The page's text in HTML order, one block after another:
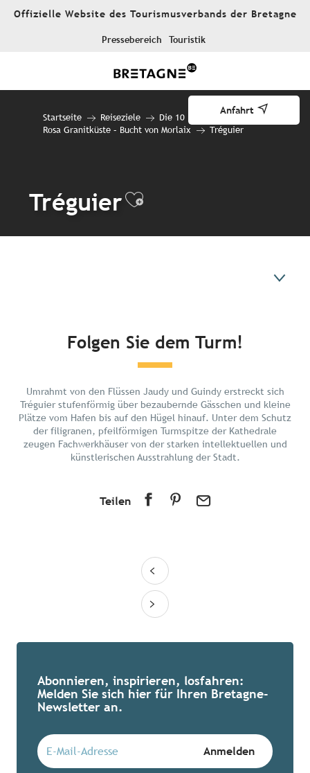
AllerOffizielle Website des Tourismusverbands der Bretagne
Pressebereich Touristik
Anfahrt
Startseite Reiseziele
Die 10 Reiseziele
Rosa Granitküste – Bucht von Morlaix
Tréguier
TréguierAjouter aux
Planen Sie Ihren Urlaub
In der Umgebung
Folgen Sie dem Turm!
Umrahmt von den Flüssen Jaudy und Guindy erstreckt sich
Tréguier stufenförmig über bezaubernde Gässchen und kleine
Plätze vom Hafen bis auf den Hügel hinauf. Unter dem Schutz
der filigranen, pfeilförmigen Turmspitze der Kathedrale
zeugen Fachwerkhäuser von der starken intellektuellen und
künstlerischen Ausstrahlung der Stadt.
Teilen
Abonnieren, inspirieren, losfahren:
Melden Sie sich hier für Ihren Bretagne-
Newsletter an.